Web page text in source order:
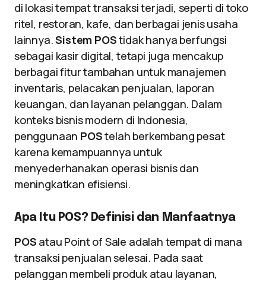
di lokasi tempat transaksi terjadi, seperti di toko
ritel, restoran, kafe, dan berbagai jenis usaha
lainnya.Sistem POStidak hanya berfungsi
sebagai kasir digital, tetapi juga mencakup
berbagai fitur tambahan untuk manajemen
inventaris, pelacakan penjualan, laporan
keuangan, dan layanan pelanggan. Dalam
konteks bisnis modern di Indonesia,
penggunaan POStelah berkembang pesat
karena kemampuannya untuk
menyederhanakan operasi bisnis dan
meningkatkan efisiensi.
Apa Itu POS? Definisi dan Manfaatnya
POS atau Point of Sale adalah tempat di mana
transaksi penjualan selesai. Pada saat
pelanggan membeli produk atau layanan,